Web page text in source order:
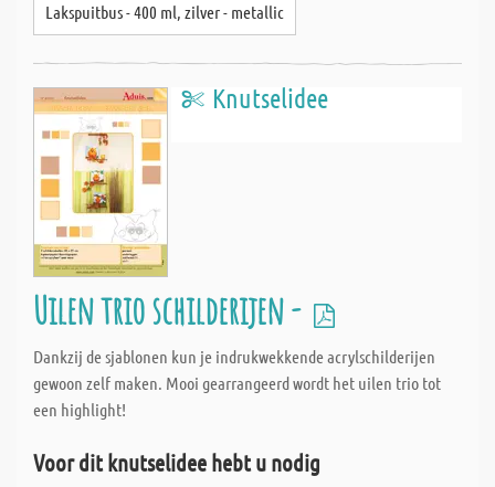
Lakspuitbus - 400 ml, zilver - metallic
Knutselidee
Uilen trio schilderijen -
Dankzij de sjablonen kun je indrukwekkende acrylschilderijen
gewoon zelf maken. Mooi gearrangeerd wordt het uilen trio tot
een highlight!
Voor dit knutselidee hebt u nodig